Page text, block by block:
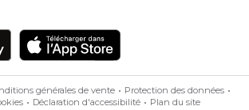
générales de vente
Protection des données
Déclaration d'accessibilité Plan du site